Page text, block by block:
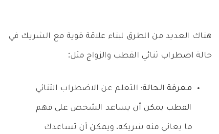
هناك العديد من الطرق لبناء علاقة قوية مع الشريك في
حالة اضطراب ثنائي القطب والزواج مثل:
معرفة الحالة؛ التعلم عن الاضطراب الثنائي
القطب يمكن أن يساعد الشخص على فهم
ما يعاني منه شريكه، ويمكن أن تساعدك